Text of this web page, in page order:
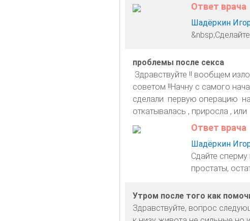
Ответ врача
Шадёркин
проблемы после секса
Здравствуйте !! вообщем
советом !!Начну с самого
сделали первую операцию
откатывалась , приросла , или
Ответ врача
Шадёркин
Сдайте
простаты,
Утром после того как
Здравствуйте, вопрос